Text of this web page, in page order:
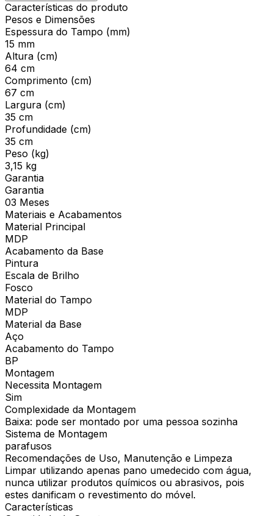
Características do produto
Pesos e Dimensões
Espessura do Tampo (mm)
15 mm
Altura (cm)
64 cm
Comprimento (cm)
67 cm
Largura (cm)
35 cm
Profundidade (cm)
35 cm
Peso (kg)
3,15 kg
Garantia
Garantia
03 Meses
Materiais e Acabamentos
Material Principal
MDP
Acabamento da Base
Pintura
Escala de Brilho
Fosco
Material do Tampo
MDP
Material da Base
Aço
Acabamento do Tampo
BP
Montagem
Necessita Montagem
Sim
Complexidade da Montagem
Baixa: pode ser montado por uma pessoa sozinha
Sistema de Montagem
parafusos
Recomendações de Uso, Manutenção e Limpeza
Limpar utilizando apenas pano umedecido com água,
nunca utilizar produtos químicos ou abrasivos, pois
estes danificam o revestimento do móvel.
Características